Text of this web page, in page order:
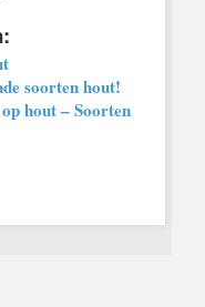
soorten hout!
hout – Soorten